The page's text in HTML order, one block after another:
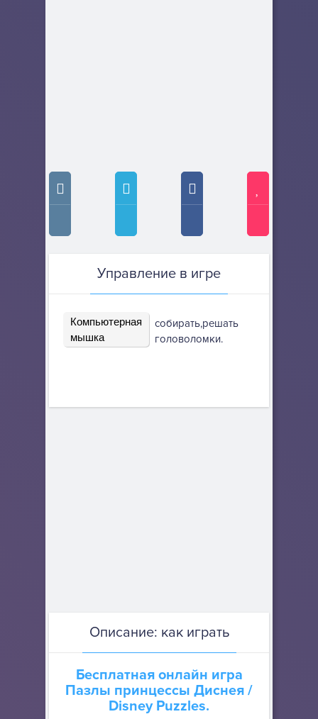
Управление в игре
Компьютерная
мышка
собирать,решать
головоломки.
Описание: как играть
Бесплатная онлайн игра
Пазлы принцессы Диснея /
Disney Puzzles.